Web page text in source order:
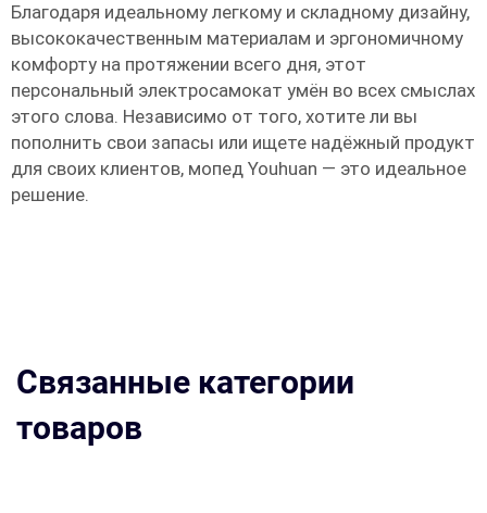
Благодаря идеальному легкому и складному дизайну,
высококачественным материалам и эргономичному
комфорту на протяжении всего дня, этот
персональный электросамокат умён во всех смыслах
этого слова. Независимо от того, хотите ли вы
пополнить свои запасы или ищете надёжный продукт
для своих клиентов, мопед Youhuan — это идеальное
решение.
Связанные категории
товаров